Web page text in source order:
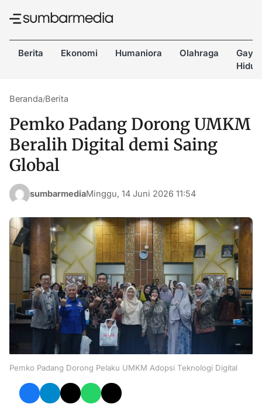
Berita Ekonomi Humaniora Olahraga
Gaya
Hidup
Beranda/Berita
Pemko Padang Dorong UMKM
Beralih Digital demi Saing
Global
sumbarmediaMinggu, 14 Juni 2026 11:54
Pemko Padang Dorong Pelaku UMKM Adopsi Teknologi Digital